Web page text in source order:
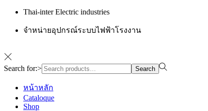
Thai-inter Electric industries
จำหน่ายอุปกรณ์ระบบไฟฟ้าโรงงาน
Search for:> Search
หน้าหลัก
Cataloque
Shop